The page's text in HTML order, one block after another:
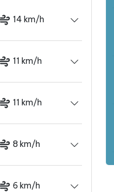
14 km/h
11 km/h
11 km/h
8 km/h
6 km/h